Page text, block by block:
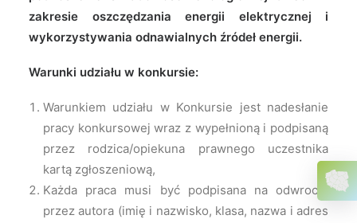
zakresie oszczędzania energii elektrycznej i
wykorzystywania odnawialnych źródeł energii.
Warunki udziału w konkursie:
Warunkiem udziału w Konkursie jest nadesłanie
pracy konkursowej wraz z wypełnioną i podpisaną
przez rodzica/opiekuna prawnego uczestnika
kartą zgłoszeniową,
Każda praca musi być podpisana na odwrocie
przez autora (imię i nazwisko, klasa, nazwa i adres